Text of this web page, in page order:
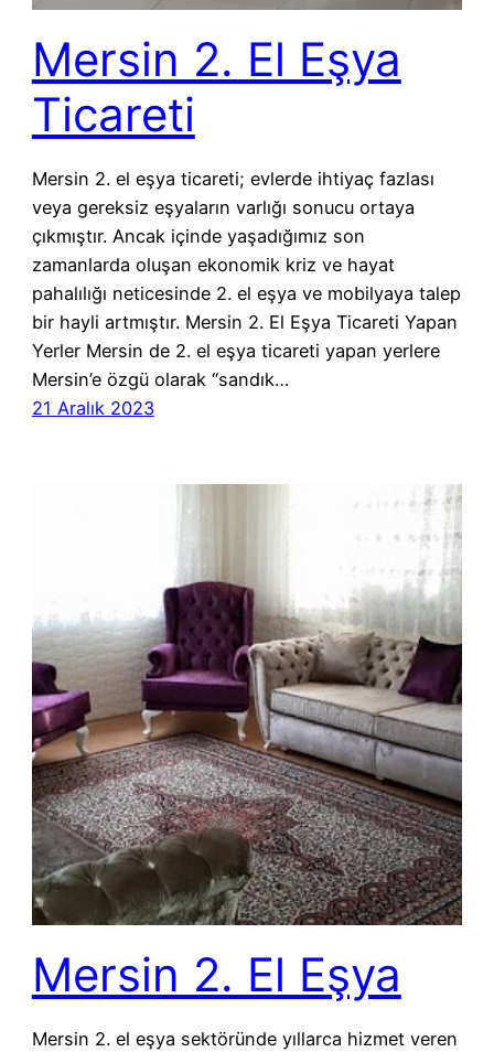
Mersin 2. El Eşya
Ticareti
Mersin 2. el eşya ticareti; evlerde ihtiyaç fazlası
veya gereksiz eşyaların varlığı sonucu ortaya
çıkmıştır. Ancak içinde yaşadığımız son
zamanlarda oluşan ekonomik kriz ve hayat
pahalılığı neticesinde 2. el eşya ve mobilyaya talep
bir hayli artmıştır. Mersin 2. El Eşya Ticareti Yapan
Yerler Mersin de 2. el eşya ticareti yapan yerlere
Mersin’e özgü olarak “sandık…
21 Aralık 2023
Mersin 2. El Eşya
Mersin 2. el eşya sektöründe yıllarca hizmet veren